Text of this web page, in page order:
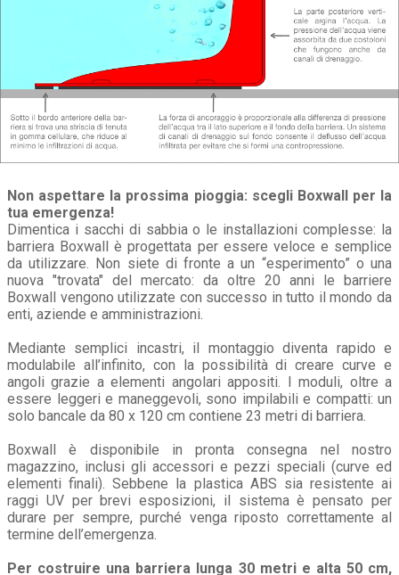
Non aspettare la prossima pioggia: scegli Boxwall per la
tua emergenza!
Dimentica i sacchi di sabbia o le installazioni complesse: la
barriera Boxwall è progettata per essere veloce e semplice
da utilizzare. Non siete di fronte a un “esperimento” o una
nuova "trovata" del mercato: da oltre 20 anni le barriere
Boxwall vengono utilizzate con successo in tutto il mondo da
enti, aziende e amministrazioni.
Mediante semplici incastri, il montaggio diventa rapido e
modulabile all’infinito, con la possibilità di creare curve e
angoli grazie a elementi angolari appositi. I moduli, oltre a
essere leggeri e maneggevoli, sono impilabili e compatti: un
solo bancale da 80 x 120 cm contiene 23 metri di barriera.
Boxwall è disponibile in pronta consegna nel nostro
magazzino, inclusi gli accessori e pezzi speciali (curve ed
elementi finali). Sebbene la plastica ABS sia resistente ai
raggi UV per brevi esposizioni, il sistema è pensato per
durare per sempre, purché venga riposto correttamente al
termine dell’emergenza.
Per costruire una barriera lunga 30 metri e alta 50 cm,